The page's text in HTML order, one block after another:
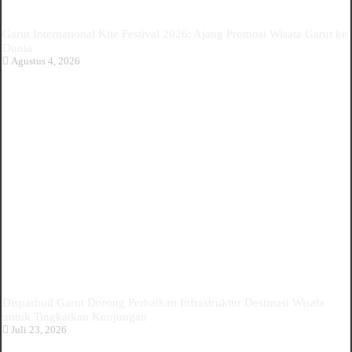
Agustus 4, 2026
Juli 23, 2026